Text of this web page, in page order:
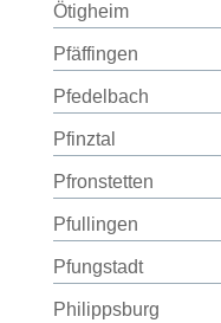
Ötigheim
Pfäffingen
Pfedelbach
Pfinztal
Pfronstetten
Pfullingen
Pfungstadt
Philippsburg